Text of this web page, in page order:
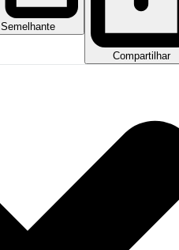
Semelhante
Compartilhar